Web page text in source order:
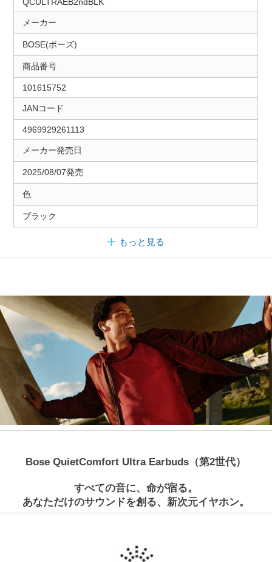
メーカー
BOSE(ボーズ)
商品番号
101615752
JANコード
4969929261113
メーカー発売日
2025/08/07発売
色
ブラック
もっと見る
Bose QuietComfort Ultra Earbuds（第2世代）
すべての音に、命が宿る。
あなただけのサウンドを創る、新次元イヤホン。